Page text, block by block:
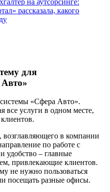
на аутсорсинге:
рассказала, какого
для
«Сфера Авто».
все услуги в одном месте,
в компании
по работе с
удобство – главные
привлекающие клиентов.
не нужно пользоваться
посещать разные офисы.